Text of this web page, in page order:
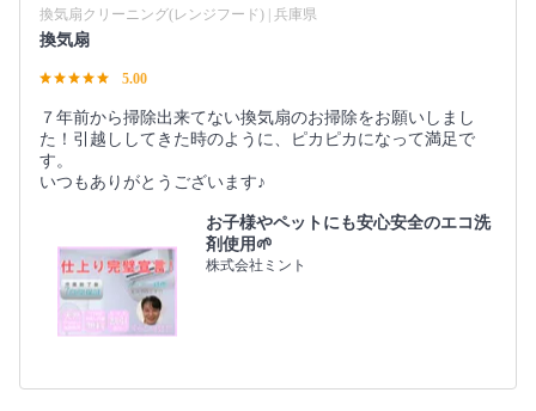
換気扇クリーニング(レンジフード) | 兵庫県
換気扇
5.00
７年前から掃除出来てない換気扇のお掃除をお願いしまし
た！引越ししてきた時のように、ピカピカになって満足で
す。
いつもありがとうございます♪
お子様やペットにも安心安全のエコ洗
剤使用🌱
株式会社ミント